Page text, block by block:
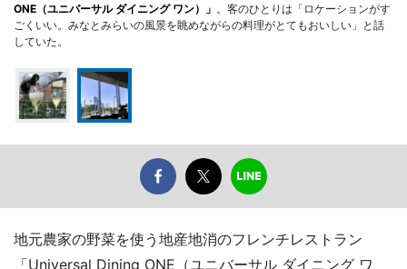
ONE（ユニバーサル ダイニング ワン）」 。客のひとりは「ロケーションがす
ごくいい。みなとみらいの風景を眺めながらの料理がとてもおいしい」と話
していた。
地元農家の野菜を使う地産地消のフレンチレストラン
「Universal Dining ONE（ユニバーサル ダイニング ワ